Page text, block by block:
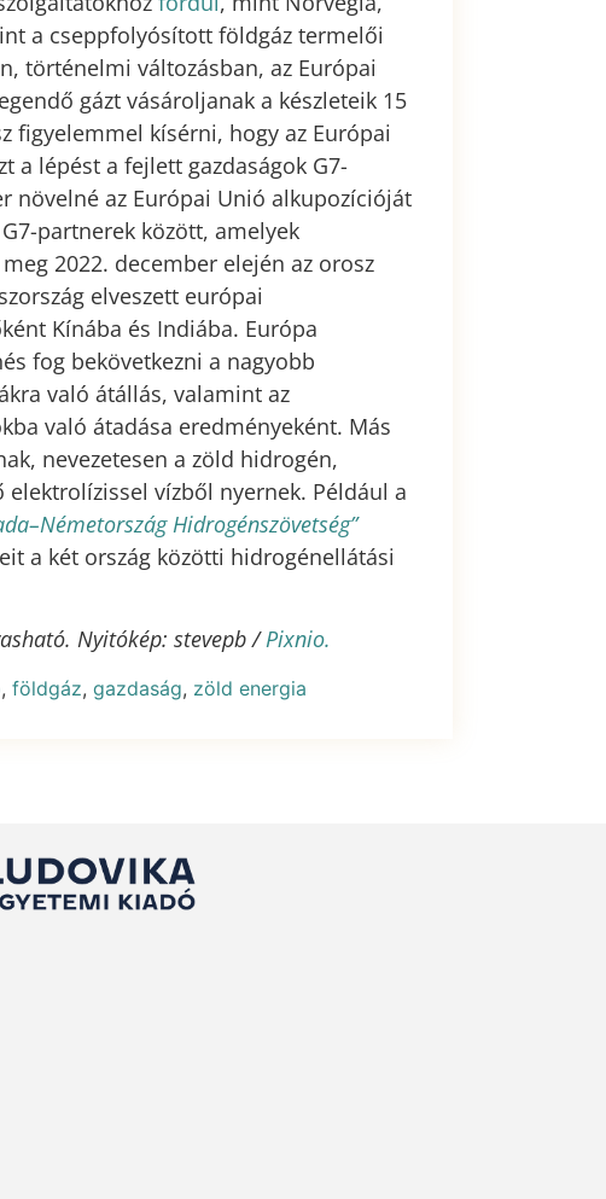
a cseppfolyósított földgáz termelői
történelmi változásban, az Európai
gázt vásároljanak a készleteik 15
figyelemmel kísérni, hogy az Európai
a lépést a fejlett gazdaságok G7-
növelné az Európai Unió alkupozícióját
partnerek között, amelyek
2022. december elején az orosz
elveszett európai
Kínába és Indiába. Európa
fog bekövetkezni a nagyobb
való átállás, valamint az
való átadása eredményeként. Más
nevezetesen a zöld hidrogén,
vízből nyernek. Például a
Hidrogénszövetség”
a két ország közötti hidrogénellátási
Nyitókép: stevepb /Pixnio.
, földgáz, gazdaság, zöld energia